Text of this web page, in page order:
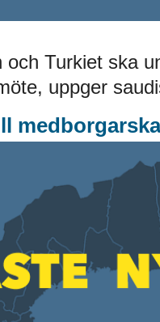
och Turkiet ska
uppger